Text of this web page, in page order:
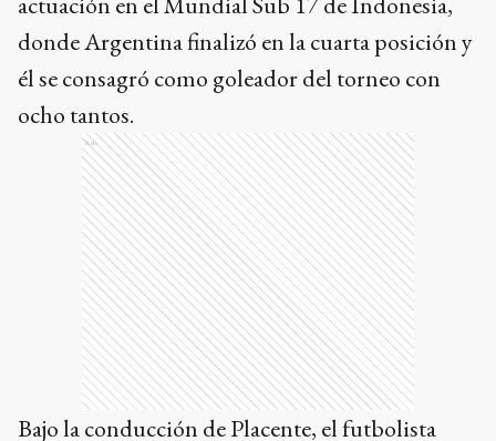
donde Argentina finalizó en la cuarta posición y
él se consagró como goleador del torneo con
ocho tantos.
Ads
Bajo la conducción de Placente, el futbolista